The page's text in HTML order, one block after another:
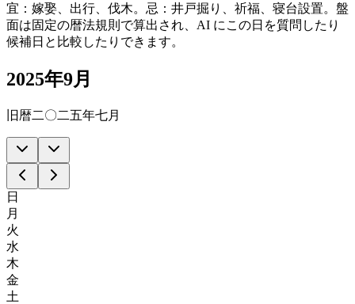
宜：嫁娶、出行、伐木。忌：井戸掘り、祈福、寝台設置。盤
面は固定の暦法規則で算出され、AI にこの日を質問したり
候補日と比較したりできます。
2025年9月
旧暦二〇二五年七月
日
月
火
水
木
金
土